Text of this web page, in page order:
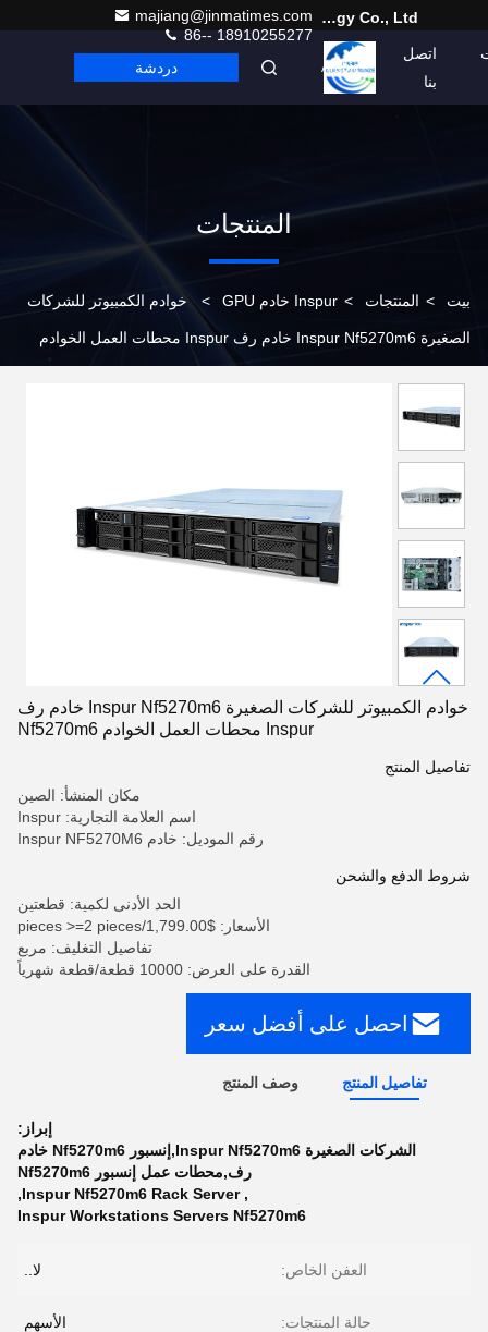
Beijing Guangtian Runze Technology Co., Ltd.
majiang@jinmatimes.com
86-- 18910255277
اتصل
بنا
Arabic دردشة
المنتجات
بيت > المنتجات > Inspur خادم GPU > خوادم الكمبيوتر للشركات
الصغيرة Inspur Nf5270m6 خادم رف Inspur محطات العمل الخوادم
خوادم الكمبيوتر للشركات الصغيرة Inspur Nf5270m6 خادم رف
Inspur محطات العمل الخوادم Nf5270m6
تفاصيل المنتج
مكان المنشأ: الصين
اسم العلامة التجارية: Inspur
رقم الموديل: خادم Inspur NF5270M6
شروط الدفع والشحن
الحد الأدنى لكمية: قطعتين
الأسعار: $1,799.00/pieces >=2 pieces
تفاصيل التغليف: مربع
القدرة على العرض: 10000 قطعة/قطعة شهرياً
احصل على أفضل سعر
تفاصيل المنتج وصف المنتج
إبراز:
الشركات الصغيرة Inspur Nf5270m6,إنسبور Nf5270m6 خادم
رف,محطات عمل إنسبور Nf5270m6
,
Inspur Nf5270m6 Rack Server
,
Inspur Workstations Servers Nf5270m6
العفن الخاص: لا..
حالة المنتجات: الأسهم